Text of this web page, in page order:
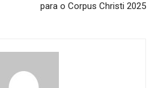
para o Corpus Christi 2025